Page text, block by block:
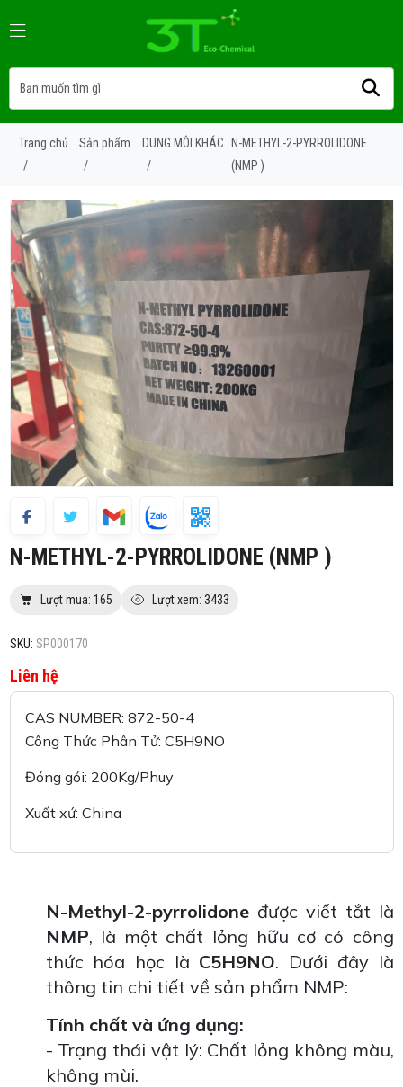
Trang chủ
/
Sản phẩm
/
DUNG MÔI KHÁC
/
N-METHYL-2-PYRROLIDONE
(NMP )
N-METHYL-2-PYRROLIDONE (NMP )
Lượt mua: 165 Lượt xem: 3433
SKU: SP000170
Liên hệ
CAS NUMBER: 872-50-4
Công Thức Phân Tử: C5H9NO
Đóng gói: 200Kg/Phuy
Xuất xứ: China
N-Methyl-2-pyrrolidoneđược viết tắt là
NMP, là một chất lỏng hữu cơ có công
thức hóa học là C5H9NO. Dưới đây là
thông tin chi tiết về sản phẩm NMP:
Tính chất và ứng dụng:
- Trạng thái vật lý: Chất lỏng không màu,
không mùi.